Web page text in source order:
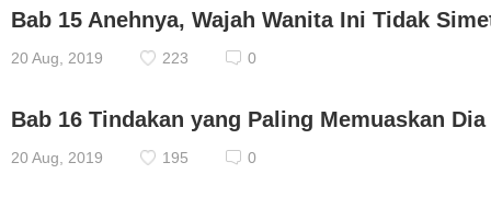
Bab 15 Anehnya, Wajah Wanita Ini Tidak
20 Aug, 2019 223 0
Bab 16 Tindakan yang Paling Memuaskan
20 Aug, 2019 195 0